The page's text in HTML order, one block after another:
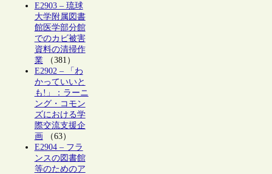
E2903 – 琉球
大学附属図書
館医学部分館
でのカビ被害
資料の清掃作
業（381）
E2902 – 「わ
かっていいと
も!」：ラーニ
ング・コモン
ズにおける学
際交流支援企
画 （63）
E2904 – フラ
ンスの図書館
等のためのア